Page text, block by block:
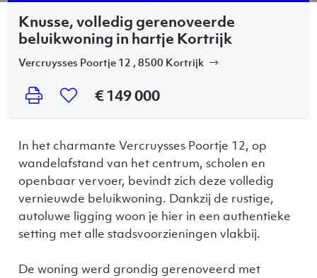
Knusse, volledig gerenoveerde
beluikwoning in hartje Kortrijk
Vercruysses Poortje 12 , 8500 Kortrijk
€ 149 000
In het charmante Vercruysses Poortje 12, op
wandelafstand van het centrum, scholen en
openbaar vervoer, bevindt zich deze volledig
vernieuwde beluikwoning. Dankzij de rustige,
autoluwe ligging woon je hier in een authentieke
setting met alle stadsvoorzieningen vlakbij.
De woning werd grondig gerenoveerd met